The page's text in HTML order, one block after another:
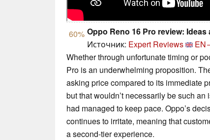
60% Oppo Reno 16 Pro review:
Источник: Expert Reviews
Whether through unfortunate timing or
Pro is an underwhelming proposition.
asking price compared to its immediate
but that wouldn’t necessarily be such
had managed to keep pace. Oppo’s
continues to irritate, meaning that
a second-tier experience.